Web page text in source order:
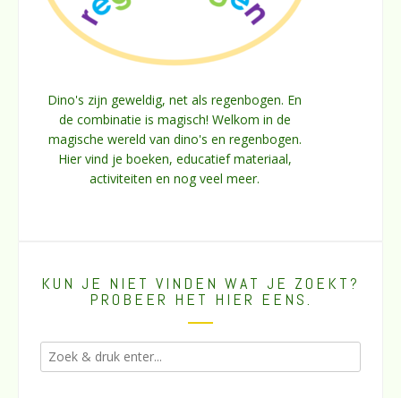
Dino's zijn geweldig, net als regenbogen. En
de combinatie is magisch! Welkom in de
magische wereld van dino's en regenbogen.
Hier vind je boeken, educatief materiaal,
activiteiten en nog veel meer.
KUN JE NIET VINDEN WAT JE ZOEKT?
PROBEER HET HIER EENS.